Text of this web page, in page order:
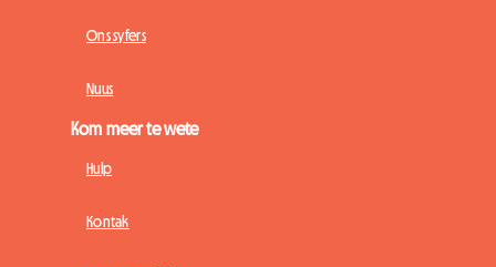
Ons syfers
Nuus
Kom meer te wete
Hulp
Kontak